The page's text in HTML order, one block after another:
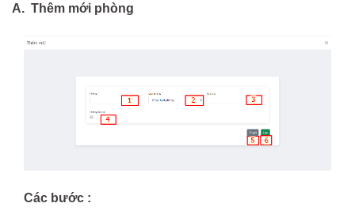
A. Thêm mới phòng
Các bước :